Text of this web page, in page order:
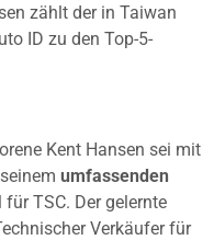
zählt der in Taiwan
ID zu den Top-5-
Kent Hansen sei mit
umfassenden
TSC. Der gelernte
Verkäufer für